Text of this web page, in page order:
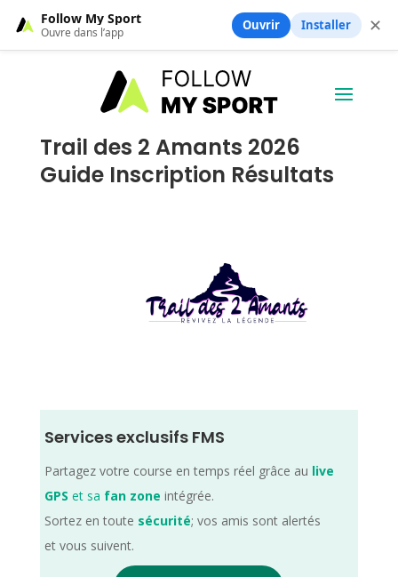
Trail des 2 Amants 2026
Guide Inscription Résultats
Services exclusifs FMS
Partagez votre course en temps réel grâce au live
GPS et sa fan zone intégrée.
Sortez en toute sécurité; vos amis sont alertés
et vous suivent.
Follow My Sport
Ouvre dans l’app Ouvrir Installer ✕